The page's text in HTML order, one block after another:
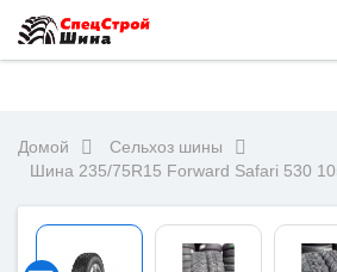
Домой
Сельхоз шины
Шина 235/75R15 Forward Safari 530